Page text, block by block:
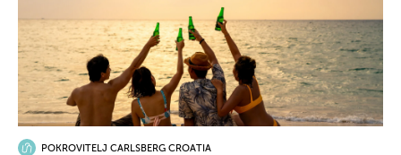
POKROVITELJ CARLSBERG CROATIA